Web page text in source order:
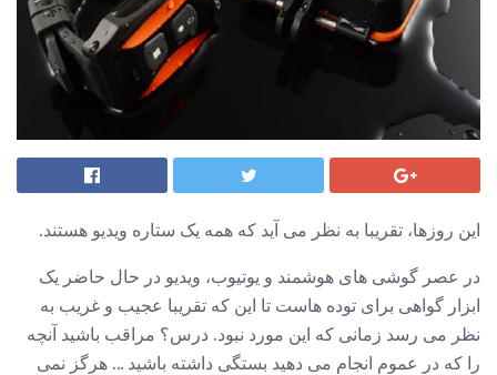
این روزها، تقریبا به نظر می آید که همه یک ستاره ویدیو هستند.
در عصر گوشی های هوشمند و یوتیوب، ویدیو در حال حاضر یک
ابزار گواهی برای توده هاست تا این که تقریبا عجیب و غریب به
نظر می رسد زمانی که این مورد نبود. درس؟ مراقب باشید آنچه
را که در عموم انجام می دهید بستگی داشته باشید ... هرگز نمی